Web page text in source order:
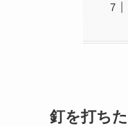
釘を打ち